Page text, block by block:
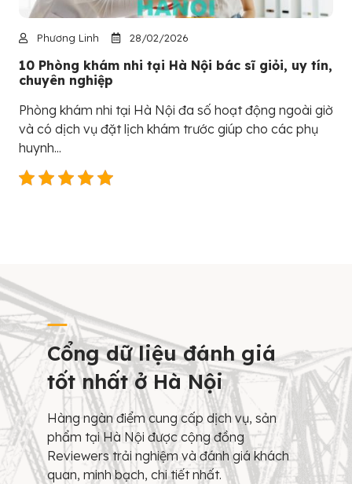
Phương Linh 28/02/2026
10 Phòng khám nhi tại Hà Nội bác sĩ giỏi, uy tín,
chuyên nghiệp
Phòng khám nhi tại Hà Nội đa số hoạt động ngoài giờ
và có dịch vụ đặt lịch khám trước giúp cho các phụ
huynh...
Cổng dữ liệu đánh giá
tốt nhất ở Hà Nội
Hàng ngàn điểm cung cấp dịch vụ, sản
phẩm tại Hà Nội được cộng đồng
Reviewers trải nghiệm và đánh giá khách
quan, minh bạch, chi tiết nhất.